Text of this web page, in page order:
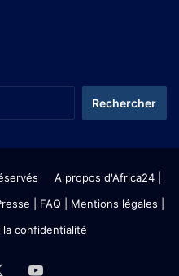
A propos d'Africa24|
| FAQ | Mentions légales
la confidentialité